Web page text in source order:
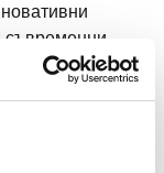
съвременни
блокове,